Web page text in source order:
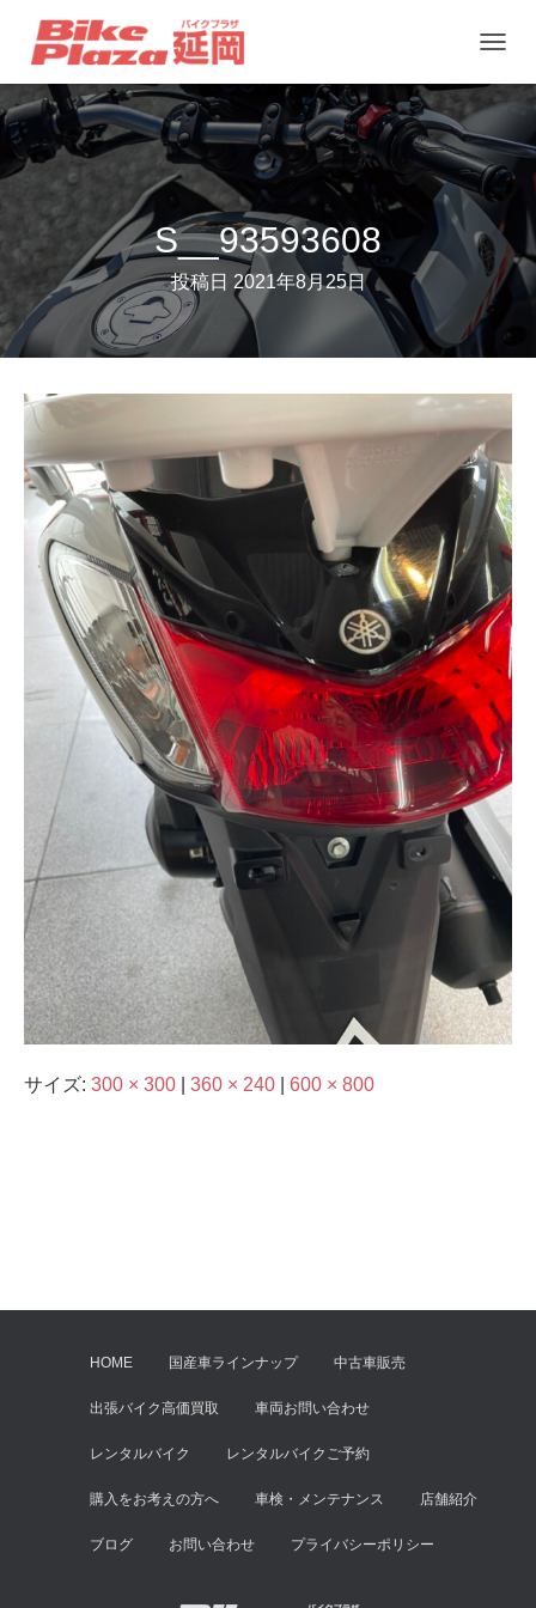
ビ
ー
シ
ョ
ン
を
り
S__93593608
投稿日 2021年8月25日
サイズ: 300 × 300 360 × 240 600 × 800
HOME 国産車ラインナップ 中古車販売
出張バイク高価買取 車両お問い合わせ
レンタルバイク レンタルバイクご予約
購入をお考えの方へ 車検・メンテナンス 店舗紹介
ブログ お問い合わせ プライバシーポリシー